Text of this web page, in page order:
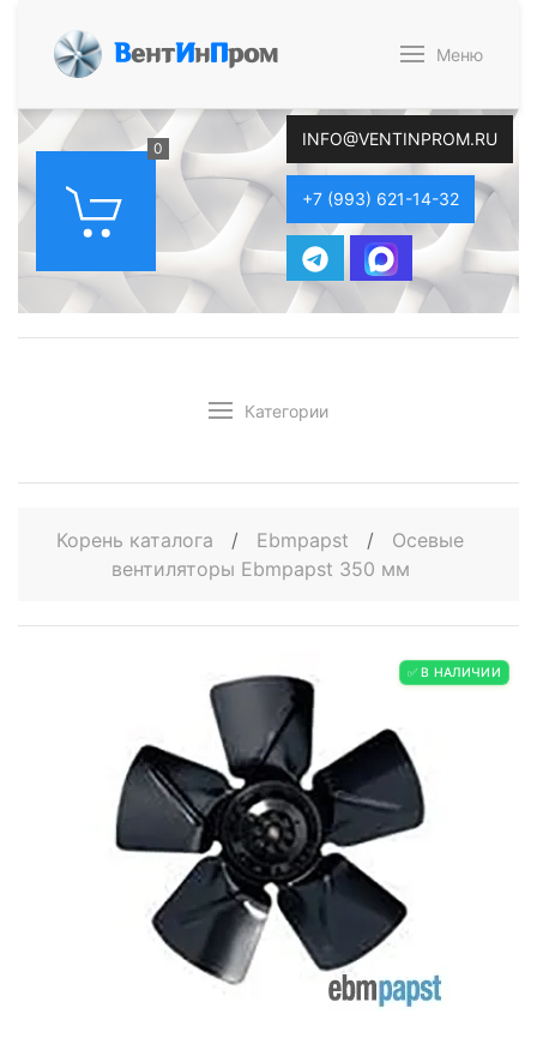
ВентИнПром Меню
0 INFO@VENTINPROM.RU
+7 (993) 621-14-32
Категории
Корень каталога / Ebmpapst /
Осевые
вентиляторы Ebmpapst 350 мм
✅ В НАЛИЧИИ